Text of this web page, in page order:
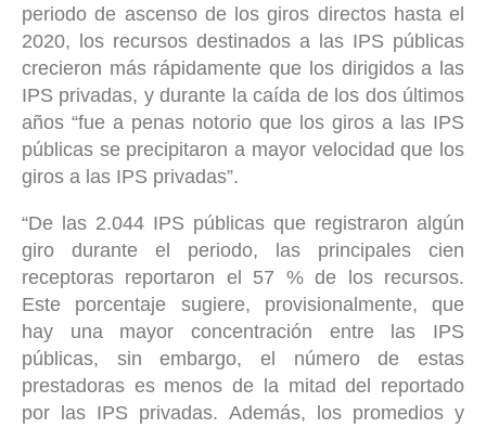
periodo de ascenso de los giros directos hasta el
2020, los recursos destinados a las IPS públicas
crecieron más rápidamente que los dirigidos a las
IPS privadas, y durante la caída de los dos últimos
años “fue a penas notorio que los giros a las IPS
públicas se precipitaron a mayor velocidad que los
giros a las IPS privadas”.
“De las 2.044 IPS públicas que registraron algún
giro durante el periodo, las principales cien
receptoras reportaron el 57 % de los recursos.
Este porcentaje sugiere, provisionalmente, que
hay una mayor concentración entre las IPS
públicas, sin embargo, el número de estas
prestadoras es menos de la mitad del reportado
por las IPS privadas. Además, los promedios y